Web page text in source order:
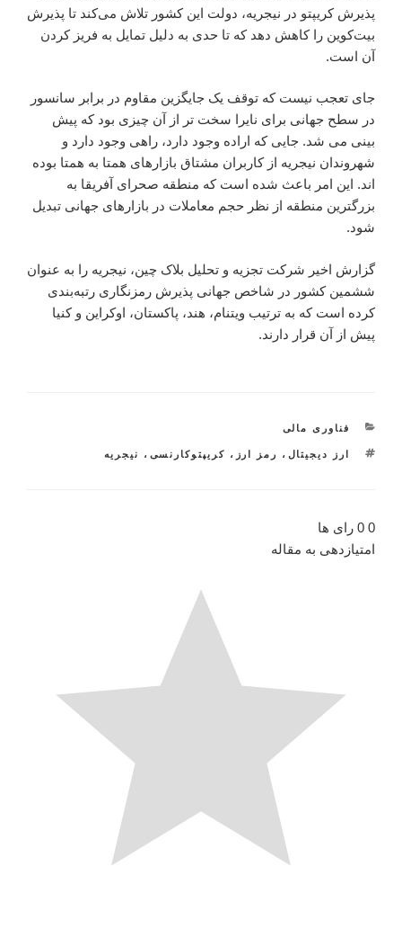
پذیرش کریپتو در نیجریه، دولت این کشور تلاش می‌کند تا پذیرش
بیت‌کوین را کاهش دهد که تا حدی به دلیل تمایل به فریز کردن
آن است.
جای تعجب نیست که توقف یک جایگزین مقاوم در برابر سانسور
در سطح جهانی برای نایرا سخت تر از آن چیزی بود که پیش
بینی می شد. جایی که اراده وجود دارد، راهی وجود دارد و
شهروندان نیجریه از کاربران مشتاق بازارهای همتا به همتا بوده
اند. این امر باعث شده است که منطقه صحرای آفریقا به
بزرگترین منطقه از نظر حجم معاملات در بازارهای جهانی تبدیل
شود.
گزارش اخیر شرکت تجزیه و تحلیل بلاک چین، نیجریه را به عنوان
ششمین کشور در شاخص جهانی پذیرش رمزنگاری رتبه‌بندی
کرده است که به ترتیب ویتنام، هند، پاکستان، اوکراین و کنیا
پیش از آن قرار دارند.
فناوری مالی
ارز دیجیتال ، رمز ارز ، کریپتوکارنسی ، نیجریه
0
0 رای ها
امتیازدهی به مقاله